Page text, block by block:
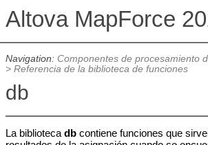
Navigation: Componentes de procesamiento
> Referencia de la biblioteca de funciones
db
La biblioteca dbcontiene funciones que